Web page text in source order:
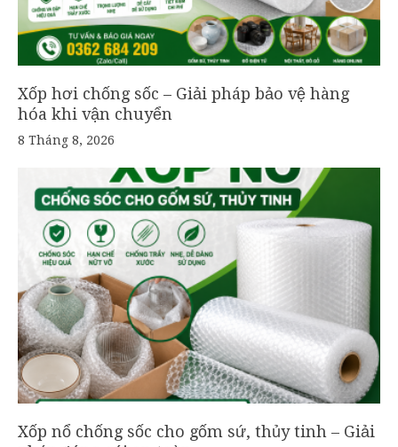
Xốp hơi chống sốc – Giải pháp bảo vệ hàng
hóa khi vận chuyển
8 Tháng 8, 2026
Xốp nổ chống sốc cho gốm sứ, thủy tinh – Giải